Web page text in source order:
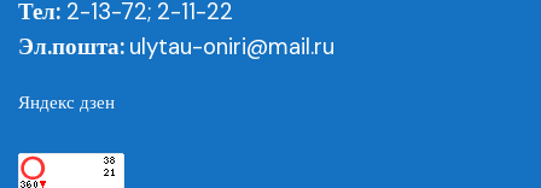
Тел: 2-13-72; 2-11-22
Эл.пошта: ulytau-oniri@mail.ru
Яндекс дзен